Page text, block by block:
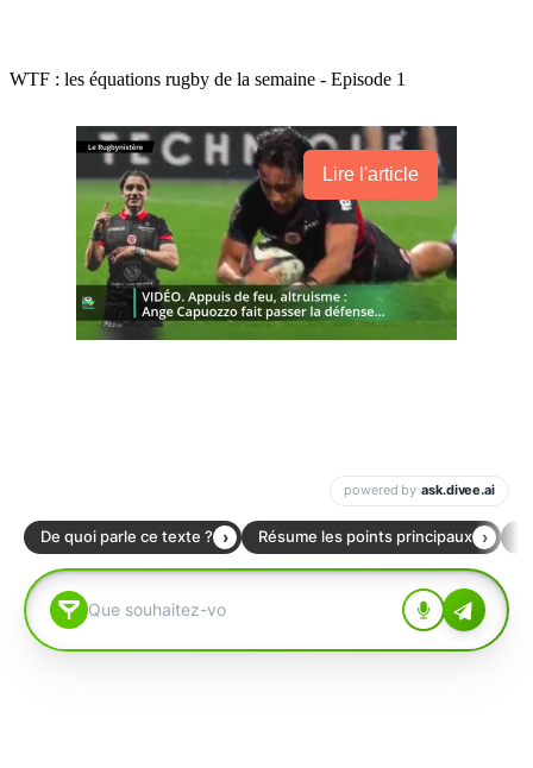
WTF : les équations rugby de la semaine - Episode 1
Lire l'article